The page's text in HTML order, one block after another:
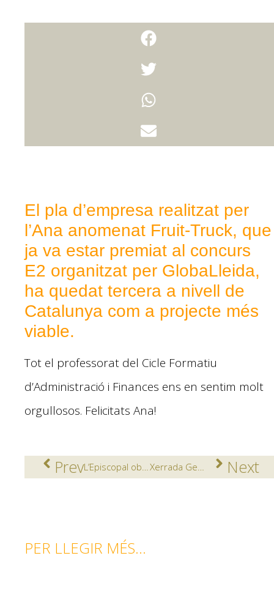
El pla d’empresa realitzat per
l’Ana anomenat Fruit-Truck, que
ja va estar premiat al concurs
E2 organitzat per GlobaLleida,
ha quedat tercera a nivell de
Catalunya com a projecte més
viable.
Tot el professorat del Cicle Formatiu
d’Administració i Finances ens en sentim molt
orgullosos. Felicitats Ana!
Prev L’Episcopal obté 3 premis Recerca Jove de Catalunya Xerrada Gemma Modol, logopeda CDIAP Next
PER LLEGIR MÉS...